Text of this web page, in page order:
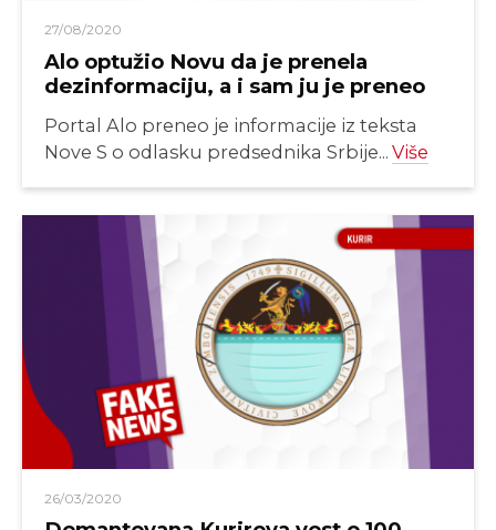
27/08/2020
Alo optužio Novu da je prenela
dezinformaciju, a i sam ju je preneo
Portal Alo preneo je informacije iz teksta
Nove S o odlasku predsednika Srbije... Više
26/03/2020